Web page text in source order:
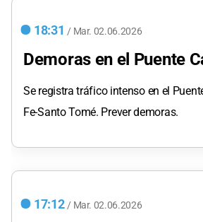
18:31 / Mar. 02.06.2026
Demoras en el Puente
Se registra tráfico intenso en el
Fe-Santo Tomé. Prever demoras.
17:12 / Mar. 02.06.2026